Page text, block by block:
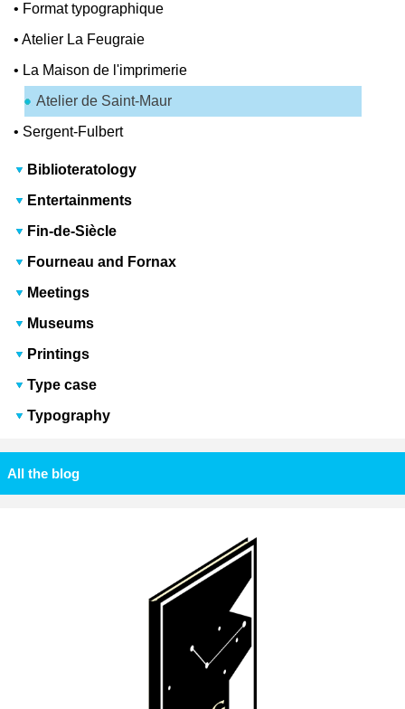
• Format typographique
•Atelier La Feugraie
• La Maison de l'imprimerie
Atelier de Saint-Maur
• Sergent-Fulbert
Biblioteratology
Entertainments
Fin-de-Siècle
Fourneau and Fornax
Meetings
Museums
Printings
Type case
Typography
All the blog